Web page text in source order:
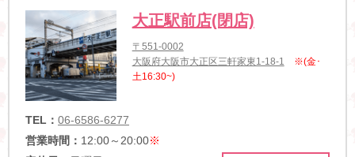
大正駅前店(閉店)
〒551-0002
大阪府大阪市大正区三軒家東1-18-1
※(金･
土16:30~)
TEL： 06-6586-6277
営業時間： 12:00～20:00※